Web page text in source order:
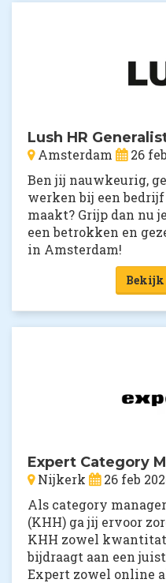
Lush HR
Amsterdam
26
Ben jij nauwkeurig,
werken bij een
maakt? Grijp dan nu
een betrokken en
in Amsterdam!
Bekijk
Expert Category
Nijkerk
26 feb
Als category
(KHH) ga jij ervoor
KHH zowel
bijdraagt aan een
Expert zowel online